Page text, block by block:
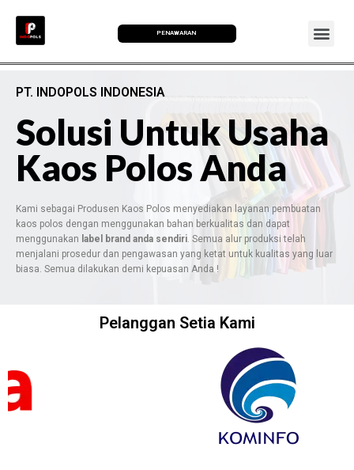
PENAWARAN
PT. INDOPOLS INDONESIA
Solusi Untuk Usaha
Kaos Polos Anda
Kami sebagai Produsen Kaos Polos menyediakan layanan pembuatan
kaos polos dengan menggunakan bahan berkualitas dan dapat
menggunakan label brand anda sendiri . Semua alur produksi telah
menjalani prosedur dan pengawasan yang ketat untuk kualitas yang luar
biasa. Semua dilakukan demi kepuasan Anda !
Pelanggan Setia Kami